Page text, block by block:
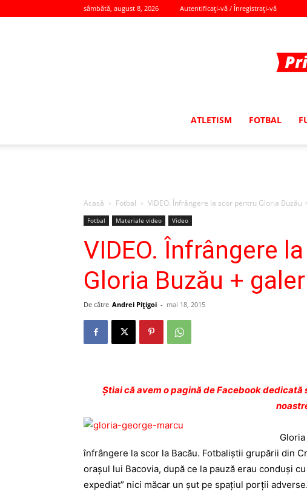
sâmbătă, august 8, 2026 Autentificați-vă / Înregistrați-vă
ATLETISM FOTBAL
Acasă Fotbal VIDEO. Înfrângere la scor pentru Gloria Buzău
Fotbal Materiale video Video
VIDEO. Înfrângere
Gloria Buzău +
De către Andrei Pițigoi - mai 18, 2015
Ştiai că avem o pagină de Facebook
înfrângere la scor la Bacău. Fotbaliştii grupării din
oraşul lui Bacovia, după ce la pauză erau conduşi
expediat” nici măcar un şut pe spaţiul porţii